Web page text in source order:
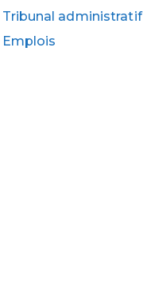
Tribunal administratif
Emplois